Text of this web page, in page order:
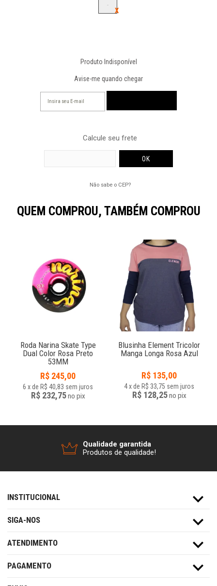
-
Produto Indisponível
Avise-me quando chegar
Calcule seu frete
Não sabe o CEP?
QUEM COMPROU, TAMBÉM COMPROU
Roda Narina Skate Type
Dual Color Rosa Preto
53MM
R$ 245,00
6 xde R$ 40,83 sem juros
R$ 232,75no pix
Blusinha Element Tricolor
Manga Longa Rosa Azul
R$ 135,00
4xde R$ 33,75 sem juros
R$ 128,25no pix
Qualidade garantida
Produtos de qualidade!
INSTITUCIONAL
SIGA-NOS
ATENDIMENTO
PAGAMENTO